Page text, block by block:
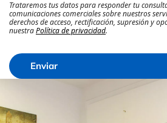
Trataremos tus datos para responder tu
comunicaciones comerciales sobre nuestros
derechos de acceso, rectificación, supresión y
nuestraPolítica de privacidad.
Enviar